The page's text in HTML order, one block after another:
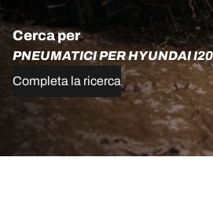
Cerca per
PNEUMATICI PER HYUNDAI
Completa la ricerca